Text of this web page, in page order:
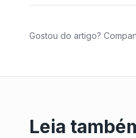
Gostou do artigo?
Leia